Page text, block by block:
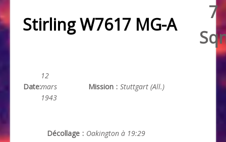
Stirling W7617 MG-A
7
Date:
12
mars
1943
Mission : Stuttgart (All.)
Décollage : Oakington à 19:29